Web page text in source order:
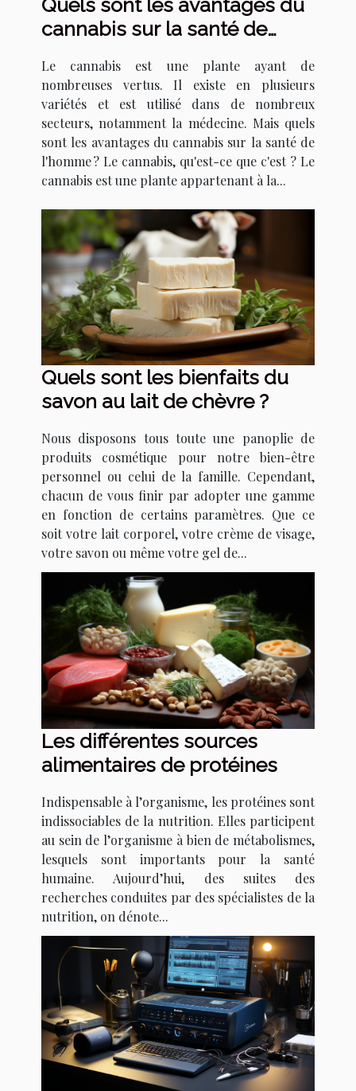
cannabis sur la santé de
Le cannabis est une plante ayant de
nombreuses vertus. Il existe en plusieurs
variétés et est utilisé dans de nombreux
secteurs, notamment la médecine. Mais quels
sont les avantages du cannabis sur la santé de
l'homme ? Le cannabis, qu'est-ce que c'est ? Le
cannabis est une plante appartenant à la...
Quels sont les bienfaits du
savon au lait de chèvre ?
Nous disposons tous toute une panoplie de
produits cosmétique pour notre bien-être
personnel ou celui de la famille. Cependant,
chacun de vous finir par adopter une gamme
en fonction de certains paramètres. Que ce
soit votre lait corporel, votre crème de visage,
votre savon ou même votre gel de...
Les différentes sources
alimentaires de protéines
Indispensable à l’organisme, les protéines sont
indissociables de la nutrition. Elles participent
au sein de l’organisme à bien de métabolismes,
lesquels sont importants pour la santé
humaine. Aujourd’hui, des suites des
recherches conduites par des spécialistes de la
nutrition, on dénote...